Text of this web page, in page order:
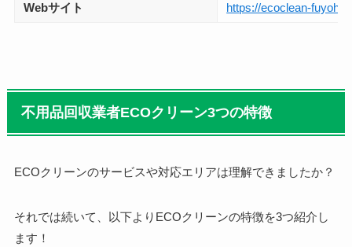
Webサイト https://ecoclean-
不用品回収業者ECOクリーン3つの特徴
ECOクリーンのサービスや対応エリアは理解できましたか？
それでは続いて、以下より ECOクリーンの特徴を3つ紹介し
ます！